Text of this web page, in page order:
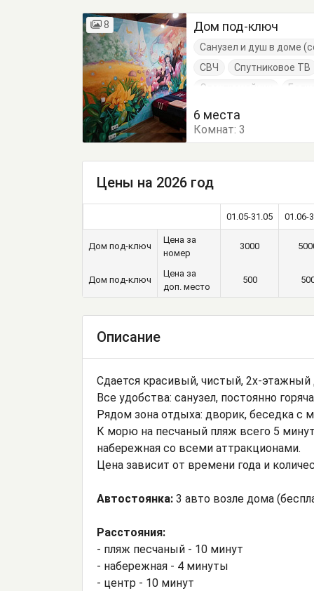
8 Дом под-ключ
Санузел и душ в доме
СВЧ
Спутниковое ТВ
Электрочайник
Стол
Стулья
6 места
Комнат:3
Цены на 2026 год
01.05-31.05 01.06-
Дом под-ключ
Цена за
номер
3000
Дом под-ключ
Цена за
доп. место
500
Описание
Сдается красивый, чистый, 2х-этажный
Все удобства: санузел, постоянно
Рядом зона отдыха: дворик, беседка с
К морю на песчаный пляж всего 5
набережная со всеми аттракционами.
Цена зависит от времени года и
Автостоянка: 3 авто возле дома
Расстояния:
- пляж песчаный - 10 минут
- набережная - 4 минуты
- центр - 10 минут